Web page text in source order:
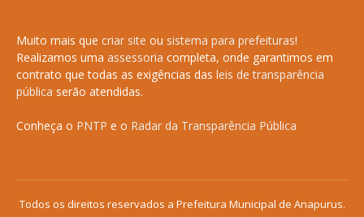
Muito mais que criar site ou sistema para prefeituras!
Realizamos uma assessoria completa, onde garantimos em
contrato que todas as exigências das leis de transparência
pública serão atendidas.
Conheça o PNTP e o Radar da Transparência Pública
Todos os direitos reservados a Prefeitura Municipal de Anapurus.